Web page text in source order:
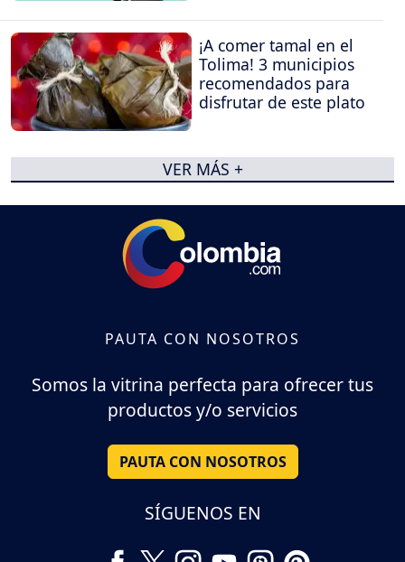
¡A comer tamal en el
Tolima! 3 municipios
recomendados para
disfrutar de este plato
VER MÁS +
PAUTA CON NOSOTROS
Somos la vitrina perfecta para ofrecer tus
productos y/o servicios
PAUTA CON NOSOTROS
SÍGUENOS EN